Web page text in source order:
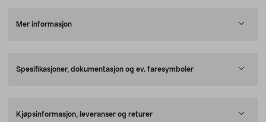
Mer informasjon
Spesifikasjoner, dokumentasjon og ev. faresymboler
Kjøpsinformasjon, leveranser og returer